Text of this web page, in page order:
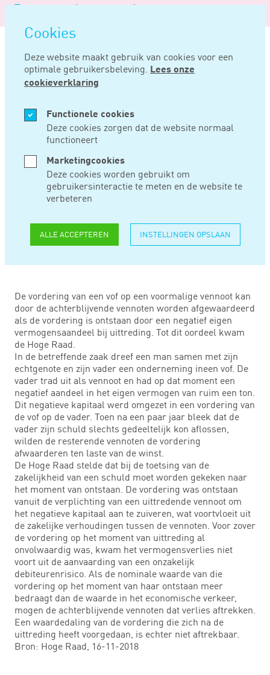
overslaan
Cookies
Deze website maakt gebruik van cookies voor een
optimale gebruikersbeleving. Lees onze
cookieverklaring
Functionele cookies
Deze cookies zorgen dat de website normaal
functioneert
Marketingcookies
Deze cookies worden gebruikt om
gebruikersinteractie te meten en de website te
verbeteren
ALLE ACCEPTEREN INSTELLINGEN OPSLAAN
Logo
Noord
Negentig
Home Nieuws
NOV 20, 2018
AFWAARDERING
VORDERING OP
VOORMALIGE
VENNOOT SOMS
MOGELIJK
De vordering van een vof op een voormalige vennoot kan
door de achterblijvende vennoten worden afgewaardeerd
als de vordering is ontstaan door een negatief eigen
vermogensaandeel bij uittreding. Tot dit oordeel kwam
de Hoge Raad.
In de betreffende zaak dreef een man samen met zijn
echtgenote en zijn vader een onderneming ineen vof. De
vader trad uit als vennoot en had op dat moment een
negatief aandeel in het eigen vermogen van ruim een ton.
Dit negatieve kapitaal werd omgezet in een vordering van
de vof op de vader. Toen na een paar jaar bleek dat de
vader zijn schuld slechts gedeeltelijk kon aflossen,
wilden de resterende vennoten de vordering
afwaarderen ten laste van de winst.
De Hoge Raad stelde dat bij de toetsing van de
zakelijkheid van een schuld moet worden gekeken naar
het moment van ontstaan. De vordering was ontstaan
vanuit de verplichting van een uittredende vennoot om
het negatieve kapitaal aan te zuiveren, wat voortvloeit uit
de zakelijke verhoudingen tussen de vennoten. Voor zover
de vordering op het moment van uittreding al
onvolwaardig was, kwam het vermogensverlies niet
voort uit de aanvaarding van een onzakelijk
debiteurenrisico. Als de nominale waarde van die
vordering op het moment van haar ontstaan meer
bedraagt dan de waarde in het economische verkeer,
mogen de achterblijvende vennoten dat verlies aftrekken.
Een waardedaling van de vordering die zich na de
uittreding heeft voorgedaan, is echter niet aftrekbaar.
Bron: Hoge Raad, 16-11-2018